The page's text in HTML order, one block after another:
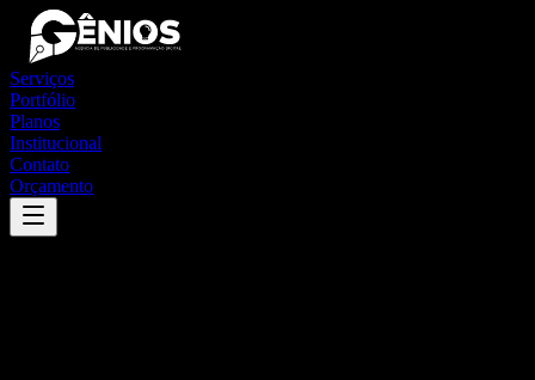
Serviços
Portfólio
Planos
Institucional
Contato
Orçamento